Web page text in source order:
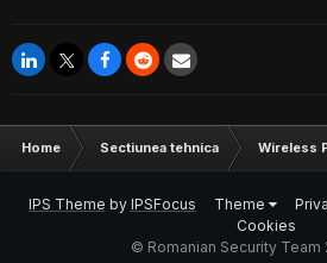
Home Sectiunea tehnica Wireless
IPS Theme by IPSFocus Theme
Cookies
© Romanian Security Team